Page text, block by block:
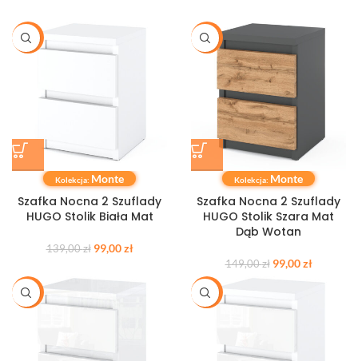
-29%
Kolekcja: Monte
Szafka Nocna 2 Szuflady
HUGO Stolik Biała Mat
139,00zł 99,00zł
-34%
Kolekcja: Monte
Szafka Nocna 2 Szuflady
HUGO Stolik Szara Mat
Dąb Wotan
149,00zł 99,00zł
-19% -18%